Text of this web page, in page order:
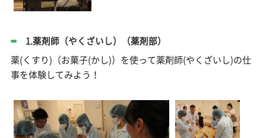
1.薬剤師（やくざいし）（薬剤部）
薬(くすり)（お菓子(かし)）を使って薬剤師(やくざいし)の仕
事を体験してみよう！